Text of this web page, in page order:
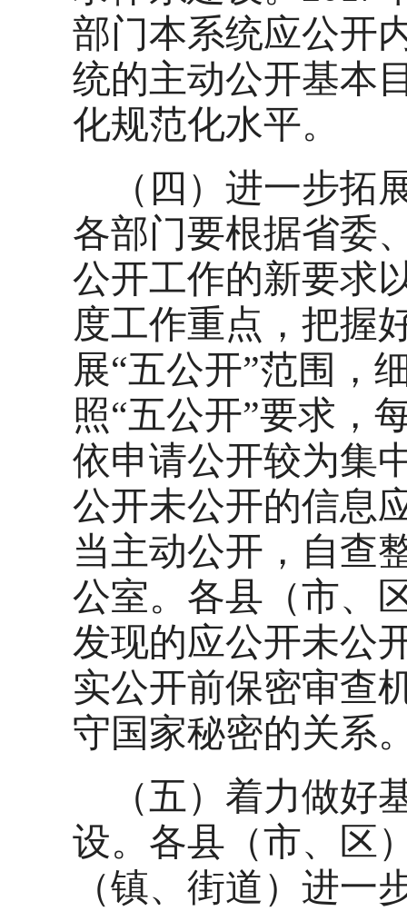
部门本系统应公开
统的主动公开基本
化规范化水平。
（四）进一步拓
各部门要根据省委
公开工作的新要求
度工作重点，把握
展“五公开”范围，
照“五公开”要求，
依申请公开较为集
公开未公开的信息
当主动公开，自查
公室。各县（市、
发现的应公开未公
实公开前保密审查
守国家秘密的关系
（五）着力做好
设。各县（市、区
（镇、街道）进一